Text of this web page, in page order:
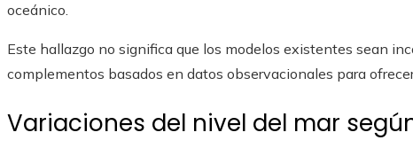
oceánico.
Este hallazgo no significa que los modelos existentes sean
complementos basados en datos observacionales para
Variaciones del nivel del mar